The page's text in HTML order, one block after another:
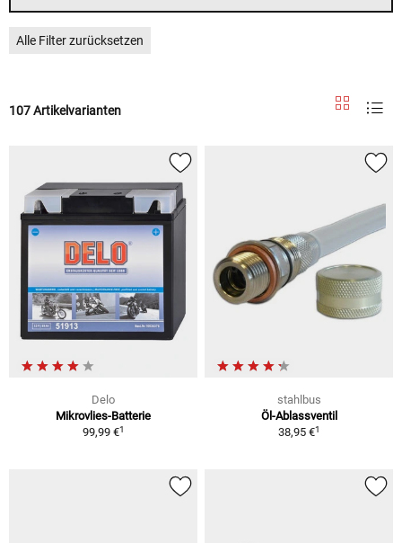
Alle Filter zurücksetzen
107 Artikelvarianten
Delo
Mikrovlies-Batterie
99,99 €1
stahlbus
Öl-Ablassventil
38,95 €1